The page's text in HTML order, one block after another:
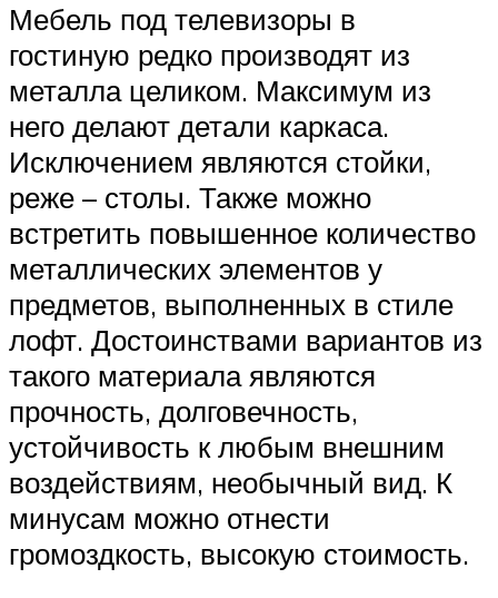
Мебель под телевизоры в
гостиную редко производят из
металла целиком. Максимум из
него делают детали каркаса.
Исключением являются стойки,
реже – столы. Также можно
встретить повышенное количество
металлических элементов у
предметов, выполненных в стиле
лофт. Достоинствами вариантов из
такого материала являются
прочность, долговечность,
устойчивость к любым внешним
воздействиям, необычный вид. К
минусам можно отнести
громоздкость, высокую стоимость.